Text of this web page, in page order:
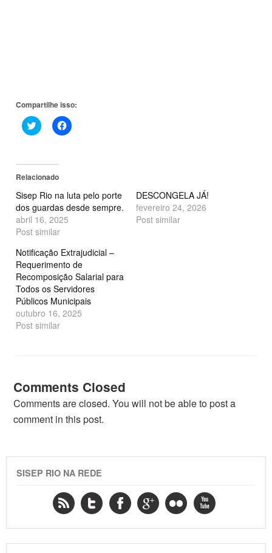
Compartilhe isso:
Clique
para
em
janela)
Clique
para
Relacionado
Sisep Rio na luta pelo porte
dos guardas desde sempre.
abril 16, 2025
Post similar
DESCONGELA JÁ!
fevereiro 24, 2026
Post similar
Notificação Extrajudicial –
Requerimento de
Recomposição Salarial para
Todos os Servidores
Públicos Municipais
outubro 16, 2025
Post similar
Comments Closed
Comments are closed. You will not be able to post a
comment in this post.
SISEP RIO NA REDE